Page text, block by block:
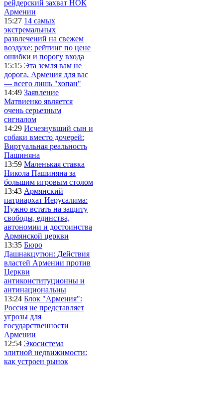
рейдерский захват НОК
Армении
15:27 14 самых
экстремальных
развлечений на свежем
воздухе: рейтинг по цене
ошибки и порогу входа
15:15 Эта земля вам не
дорога, Армения для вас
— всего лишь "хопан"
14:49 Заявление
Матвиенко является
очень серьезным
сигналом
14:29 Исчезнувший сын и
собаки вместо дочерей:
Виртуальная реальность
Пашиняна
13:59 Маленькая ставка
Никола Пашиняна за
большим игровым столом
13:43 Армянский
патриархат Иерусалима:
Нужно встать на защиту
свободы, единства,
автономии и достоинства
Армянской церкви
13:35 Бюро
Дашнакцутюн: Действия
властей Армении против
Церкви
антиконституционны и
антинациональны
13:24 Блок "Армения":
Россия не представляет
угрозы для
государственности
Армении
12:54 Экосистема
элитной недвижимости:
как устроен рынок